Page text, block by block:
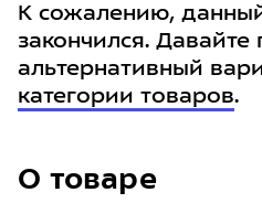
О товаре
К сожалению,
закончился.
альтернативный
категории товаров.